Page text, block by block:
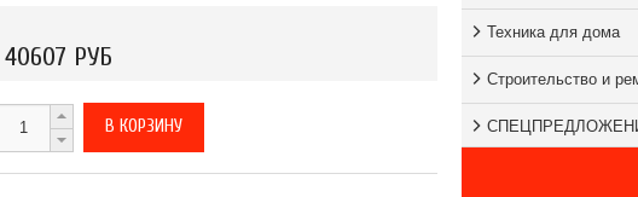
Техника для дома
Строительство и
40607 РУБ